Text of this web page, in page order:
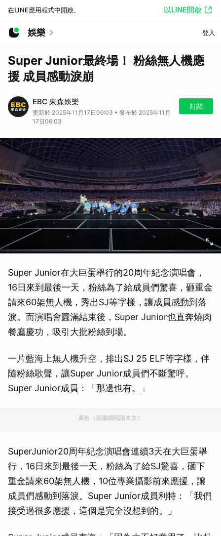
在LINE應用程式中開啟。 以LINE開啟
娛樂 登入
Super Junior最終場！ 粉絲無人機應
援 成員感動淚崩
EBC 東森娛樂
更新於 2025年11月17日06:03 • 發布於 2025年11月
17日06:03
訂閱
Super Junior在大巨蛋舉行的20周年紀念演唱會，
16日來到最後一天，粉絲為了給成員們驚喜，砸重金
請來60架無人機，秀出SJ等字樣，讓成員感動到落
淚。而演唱會圓滿結束後，Super Junior也直奔燒肉
餐廳慶功，吸引大批粉絲到場。
一片藍海上無人機升空，排出SJ 25 ELF等字樣，伴
隨粉絲歌聲，讓Super Junior成員們不斷驚呼。
Super Junior成員：「那邊也有。」
廣告（請繼續閱讀本文）
SuperJunior20周年紀念演唱會連續3天在大巨蛋舉
行，16日來到最後一天，粉絲為了給SJ驚喜，砸下
重金請來60架無人機，10位專業攝影前來應援，讓
成員們感動到落淚。Super Junior成員利特：「我們
接受過很多應援，這個是完全沒想到的。」